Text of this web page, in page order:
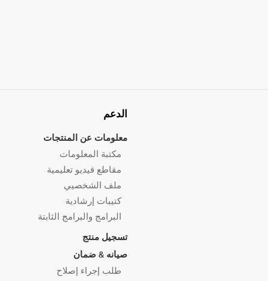
الدعم
معلومات عن المنتجات
مكتبة المعلومات
مقاطع فيديو تعليمية
ملف الشخصيي
كتيبات إرشادية
البرامج والبرامج الثابتة
تسجيل منتج
صيانه & ضمان
طلب إجراء إصلاح